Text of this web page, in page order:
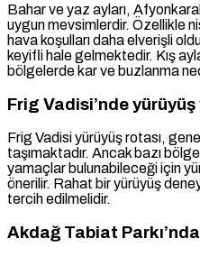
Bahar ve yaz ayları,
uygun mevsimlerdir. Özellikle
hava koşulları daha elverişli
keyifli hale gelmektedir. Kış
bölgelerde kar ve buzlanma
Frig Vadisi’nde
Frig Vadisi yürüyüş rotası,
taşımaktadır. Ancak bazı
yamaçlar bulunabileceği için
önerilir. Rahat bir yürüyüş
tercih edilmelidir.
Akdağ Tabiat